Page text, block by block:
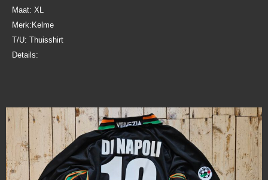
Maat: XL
Merk:Kelme
T/U: Thuisshirt
Details: